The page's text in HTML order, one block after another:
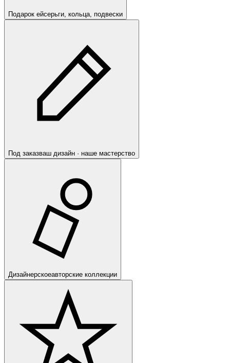
Подарок ейсерьги, кольца, подвески
Под заказваш дизайн · наше мастерство
Дизайнерскоеавторские коллекции